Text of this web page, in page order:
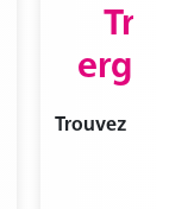
Trouvez